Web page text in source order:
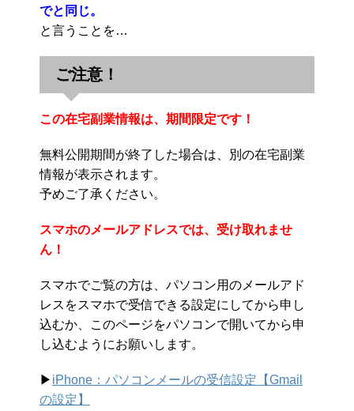
でと同じ。
と言うことを…
ご注意！
この在宅副業情報は、期間限定です！
無料公開期間が終了した場合は、別の在宅副業
情報が表示されます。
予めご了承ください。
スマホのメールアドレスでは、受け取れませ
ん！
スマホでご覧の方は、パソコン用のメールアド
レスをスマホで受信できる設定にしてから申し
込むか、このページをパソコンで開いてから申
し込むようにお願いします。
▶︎ iPhone：パソコンメールの受信設定【Gmail
の設定】